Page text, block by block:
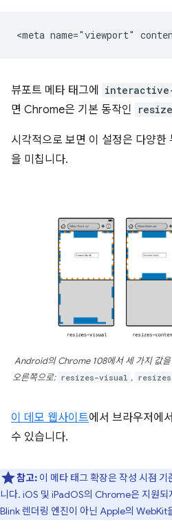
뷰포트 메타 태그에
면 Chrome은 기본 동작인
시각적으로 보면 이 설정은 다양한
을 미칩니다.
Android의 Chrome 108에서 세 가지 값을
오른쪽으로: resizes-visual ,
이 데모 웹사이트에서 브라우저에
수 있습니다.
참고: 이 메타 태그 확장은 작성 시점
니다. iOS 및 iPadOS의 Chrome은 지원
Blink 렌더링 엔진이 아닌 Apple의 WebKit